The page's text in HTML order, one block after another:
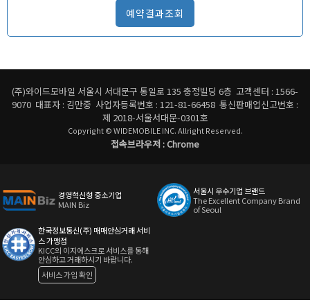
예약결과조회
(주)와이드모바일 서울시 서대문구 통일로 135 충정빌딩 6층 고객센터 : 1566-
9070 대표자 : 김만중 사업자등록번호 : 121-81-66458 통신판매업신고번호 :
제 2018-서울서대문-0301호
Copyright © WIDEMOBILE INC. Allright Reserved.
접속브라우저 : Chrome
경영혁신형 중소기업
MAIN Biz
서울시 우수기업 브랜드
The Excellent Company Brand
of Seoul
한국정보통신(주) 매매안심거래 서비
스 가맹점
KICC의 이지에스크로 서비스를 통해
안심하고 거래하시기 바랍니다.
서비스 가입 확인